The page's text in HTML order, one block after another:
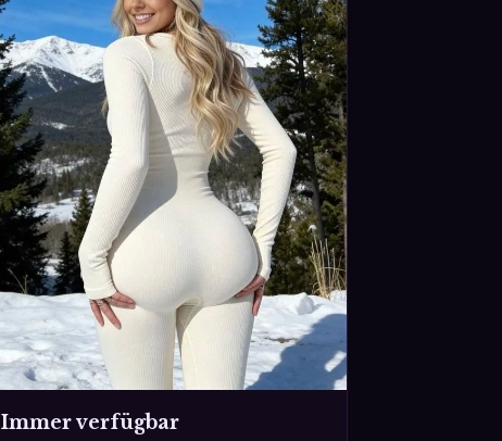
Immer verfügbar